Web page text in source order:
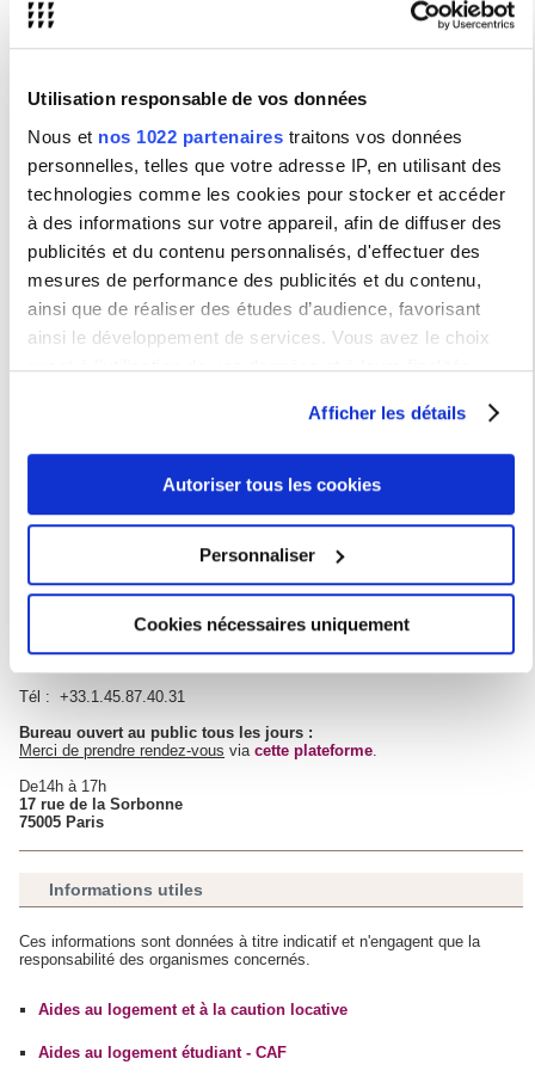
Utilisation responsable de vos données
Nous et nos 1022 partenaires traitons vos données
personnelles, telles que votre adresse IP, en utilisant des
technologies comme les cookies pour stocker et accéder
à des informations sur votre appareil, afin de diffuser des
publicités et du contenu personnalisés, d'effectuer des
mesures de performance des publicités et du contenu,
ainsi que de réaliser des études d’audience, favorisant
ainsi le développement de services. Vous avez le choix
quant à l'utilisation de vos données et à leurs finalités.
moment en consultant la Déclaration relative aux cookies
ou en cliquant sur l'icône de confidentialité.
Si vous le permettez, nous aimerions également :
géographique qui peuvent être précises à plusieurs
mètres près
Identifier votre appareil en l'analysant activement
pour en relever les caractéristiques spécifiques
(empreintes digitales).
personnelles et définir vos préférences, reportez-vous à la
section « Détails »
consentement à tout moment à partir de la déclaration sur
les cookies.
Les cookies nous permettent de personnaliser le contenu
médias sociaux et d'analyser notre trafic. Nous
notre site avec nos partenaires de médias sociaux, de
d'autres informations que vous leur avez fournies ou qu'ils
Afficher les détails
Autoriser tous les cookies
Personnaliser
Cookies nécessaires uniquement
sont donnés à titre indicatif afin de vous aider dans vos
recherches.
L’Université Sorbonne Nouvelle n’est affiliée
à aucun de ces établissements ou domaines et décline
Plateforme spécialisée dans l'échange de logements entre
étudiant.e.s effectuant une mobilité universitaire.
Plus d'informations sur lapage dédiée!
English version
CROUS de Paris
Mme Sanâa MOULAY
logement-international@sorbonne-nouvelle.fr
Tél : +33.1.45.87.40.31
Bureau ouvert au public tous les jours :
Merci de prendre rendez-vous via cette plateforme.
De14h à 17h
17 rue de la Sorbonne
75005 Paris
Informations utiles
Ces informations sont données à titre indicatif et n'engagent que la
responsabilité des organismes concernés.
Aides au logement et à la caution locative
Aides au logement étudiant - CAF